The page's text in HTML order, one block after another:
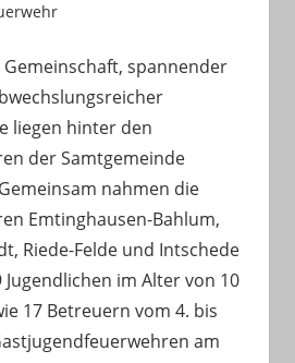
spannender
liegen hinter den
der Samtgemeinde
nahmen die
Emtinghausen-Bahlum,
Riede-Felde und Intschede
im Alter von 10
17 Betreuern vom 4. bis
am